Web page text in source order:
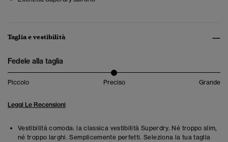
Taglia e vestibilità
Fedele alla taglia
Piccolo Preciso Grande
Leggi Le Recensioni
Vestibilità comoda: la classica vestibilità Superdry. Né troppo slim,
né troppo larghi. Semplicemente perfetti. Seleziona la tua taglia